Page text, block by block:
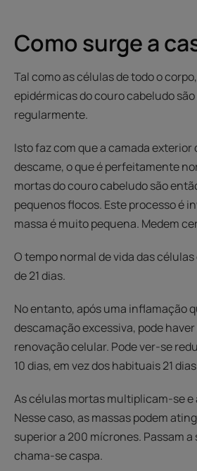
Como surge a
Tal como as células de todo o
epidérmicas do couro cabeludo
regularmente.
Isto faz com que a camada exterior
descame, o que é perfeitamente
mortas do couro cabeludo são
pequenos flocos. Este processo é
massa é muito pequena. Medem
O tempo normal de vida das
de 21 dias.
No entanto, após uma inflamação
descamação excessiva, pode
renovação celular. Pode ver-se
10 dias, em vez dos habituais 21
As células mortas multiplicam-se
Nesse caso, as massas podem
superior a 200 mícrones. Passam a
chama-se caspa.